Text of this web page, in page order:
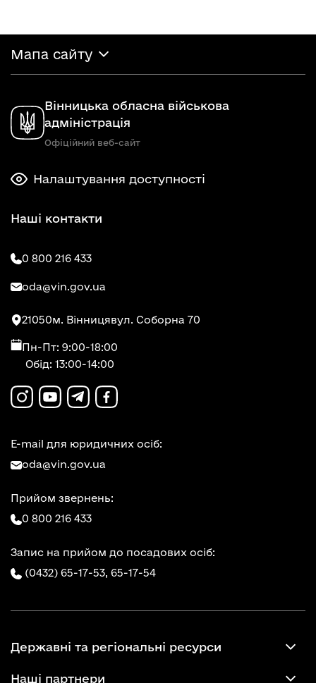
Мапа сайту
Вінницька обласна військова
адміністрація
Офіційний веб-сайт
Налаштування доступності
Наші контакти
0 800 216 433
oda@vin.gov.ua
21050м. Вінницявул. Соборна 70
Пн-Пт: 9:00-18:00
Обід: 13:00-14:00
E-mail для юридичних осіб:
oda@vin.gov.ua
Прийом звернень:
0 800 216 433
Запис на прийом до посадових осіб:
(0432) 65-17-53, 65-17-54
Державні та регіональні ресурси
Наші партнери